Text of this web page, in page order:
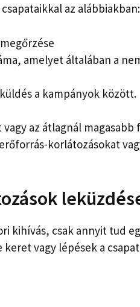
az alábbiakban:
amelyet általában a
a kampányok között.
az átlagnál
korlátozásokat
kihívás, csak annyit tud
vagy lépések a